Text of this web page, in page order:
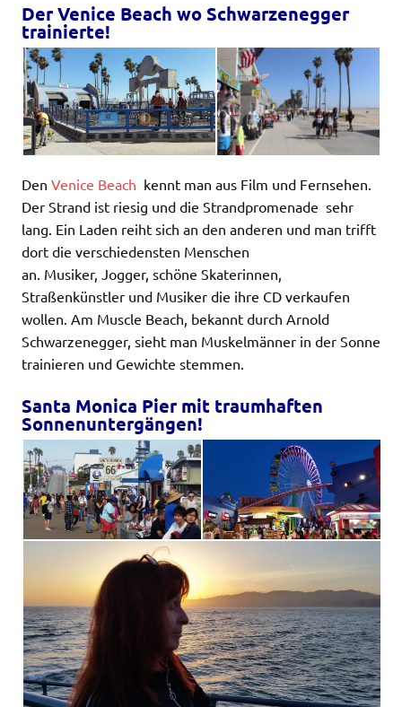
Der Venice Beach wo Schwarzenegger
trainierte!
Den Venice Beach kennt man aus Film und Fernsehen.
Der Strand ist riesig und die Strandpromenade sehr
lang. Ein Laden reiht sich an den anderen und man trifft
dort die verschiedensten Menschen
an. Musiker, Jogger, schöne Skaterinnen,
Straßenkünstler und Musiker die ihre CD verkaufen
wollen. Am Muscle Beach, bekannt durch Arnold
Schwarzenegger, sieht man Muskelmänner in der Sonne
trainieren und Gewichte stemmen.
Santa Monica Pier mit traumhaften
Sonnenuntergängen!